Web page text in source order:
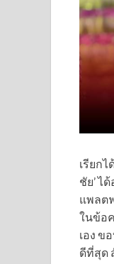
เรียก
ชัย’ ไ
แพลต
ในข้อ
เอง ข
ดีที่สุด